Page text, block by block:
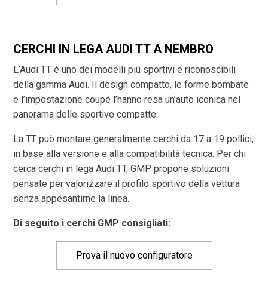
CERCHI IN LEGA AUDI TT A NEMBRO
L’Audi TT è uno dei modelli più sportivi e riconoscibili
della gamma Audi. Il design compatto, le forme bombate
e l’impostazione coupé l’hanno resa un’auto iconica nel
panorama delle sportive compatte.
La TT può montare generalmente cerchi da 17 a 19 pollici,
in base alla versione e alla compatibilità tecnica. Per chi
cerca cerchi in lega Audi TT, GMP propone soluzioni
pensate per valorizzare il profilo sportivo della vettura
senza appesantirne la linea.
Di seguito i cerchi GMP consigliati:
Prova il nuovo configuratore